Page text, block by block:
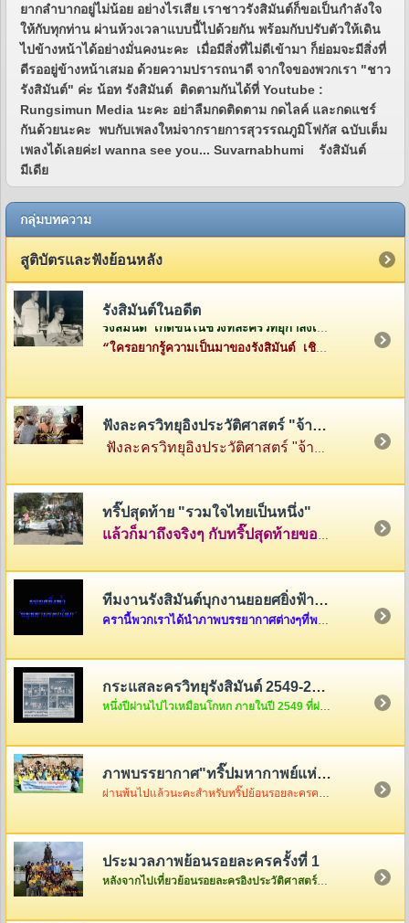
ยากลำบากอยู่ไม่น้อย อย่างไรเสีย เราชาวรังสิมันต์ก็ขอเป็นกำลังใจ
ให้กับทุกท่าน ผ่านห้วงเวลาแบบนี้ไปด้วยกัน พร้อมกับปรับตัวให้เดิน
ไปข้างหน้าได้อย่างมั่นคงนะคะ เมื่อมีสิ่งที่ไม่ดีเข้ามา ก็ย่อมจะมีสิ่งที่
ดีรออยู่ข้างหน้าเสมอ ด้วยความปรารถนาดี จากใจของพวกเรา "ชาว
รังสิมันต์" ค่ะ น้อท รังสิมันต์ ติดตามกันได้ที่ Youtube :
Rungsimun Media นะคะ อย่าลืมกดติดตาม กดไลค์ และกดแชร์
กันด้วยนะคะ พบกับเพลงใหม่จากรายการสุวรรณภูมิโฟกัส ฉบับเต็ม
เพลงได้เลยค่ะI wanna see you... Suvarnabhumi รังสิมันต์
มีเดีย
กลุ่มบทความ
สูติบัตรและฟังย้อนหลัง
รังสิมันต์ในอดีต
รังสิมันต์ เกิดขึ้นในช่วงที่ละครวิทยุกำลังเฟื่องฟูอยู่ในยุคกว่า 60 ปีที่แล้ว โดยคุณวีระ จิรา (สี่เสี่ย ยีซีม่อน) ผู้จัดการและเจ้าของห้องบันทึกเสียงบริษัท ยีซีม่อน เรดิโอ จำกัด (
“ใครอยากรู้ความเป็นมาของรังสิมันต์ เชิญทางนี้ค่ะ”
ฟังละครวิทยุอิงประวัติศาสตร์ "จ้าวสามแผ่นดิน"
ฟังละครวิทยุอิงประวัติศาสตร์ "จ้าวสามแผ่นดิน" เรื่องราวของสามกษัตริย์ผู้ยิ่งใหญ่แห่งสามแคว้น พ่อขุนรามคำแหง แห่งสุโขทัย พญามังราย แห่งหิรัญนครเงินยาง และพญางำเมือง แห่งภูกามยาว
ทริ๊ปสุดท้าย "รวมใจไทยเป็นหนึ่ง"
แล้วก็มาถึงจริงๆ กับทริ๊ปสุดท้ายของรายการ "รวมใจไทยเป็นหนึ่ง" ที่เต็มไปด้วยความสนุกสนานและความตรึงใจ คลุกเคล้าด้วยกับเสียงหัวเราะและร้องไห้ นำภาพมาฝากกันพอเลาๆ ในบ้านรังสิมันต์แห่งนี้ครับ แต่ถ้าอยากดูต่อ ก็คลิ๊กดูใต้ภาพในบทความได้เลยครับ
ทีมงานรังสิมันต์บุกงานยอยศยิ่งฟ้า อยุธยามรดกโลก
กระแสละครวิทยุรังสิมันต์ 2549-2550
หนึ่งปีผ่านไปไวเหมือนโกหก ภายในปี 2549 ที่ผ่านมากระแสละครวิทยุของพวกเราชาวรังสิมันต์จะเป็นอย่างไรกันบ้างนะ สงสัยแล้วใช่มั้ยล่ะคะ ถ้างั้นต้องรีบคริ๊กเข้าไปดูแล้วล่ะค่ะ ไม่งั้น out นะขอบอก...
ภาพบรรยากาศ"ทริ๊ปมหากาพย์แห่งอโยธยา"
ผ่านพ้นไปแล้วนะคะสำหรับทริ๊ปย้อนรอยละครครั้งที่ 2 เมื่อวันอาทิตย์ที่ 3 ธันวา ซึ่งในวันนั้นอากาศค่อนข้างเป็นใจไม่ค่อยร้อนมากอย่างที่คิดแต่ความสนุกจะร้อนแรงขนาดไหนต้องคริ๊กเข้าไปดูภาพกันเองค่ะ
ประมวลภาพย้อนรอยละครครั้งที่ 1
หลังจากไปเที่ยวย้อนรอยละครอิงประวัติศาสตร์ที่จังหวัดพระนครศรีอยุธยาครั้งแรกกันกลับมาแล้ว ก็เอาภาพกลับมาให้ดูเล่าสู่กันฟัง ใครเป็นใครก็ดูกันเอาเองก็แล้วกันนะคะ